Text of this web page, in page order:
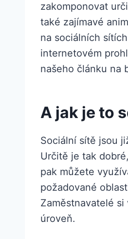
zakomponovat
také zajímavé
na sociálních
internetovém
našeho článku na
A jak je to
Sociální sítě jsou
Určitě je tak
pak můžete
požadované
Zaměstnavatelé
úroveň.